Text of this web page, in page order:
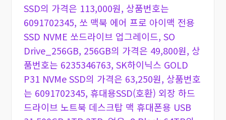
SSD의 가격은 113,000원, 상품번호는
6091702345, 쏘 맥북 에어 프로 아이맥 전용
SSD NVME 쏘드라이브 업그레이드, SO
Drive_256GB, 256GB의 가격은 49,800원, 상
품번호는 6235346763, SK하이닉스 GOLD
P31 NVMe SSD의 가격은 63,250원, 상품번호
는 6091702345, 휴대용SSD(호환) 외장 하드
드라이브 노트북 데스크탑 맥 휴대폰용 USB